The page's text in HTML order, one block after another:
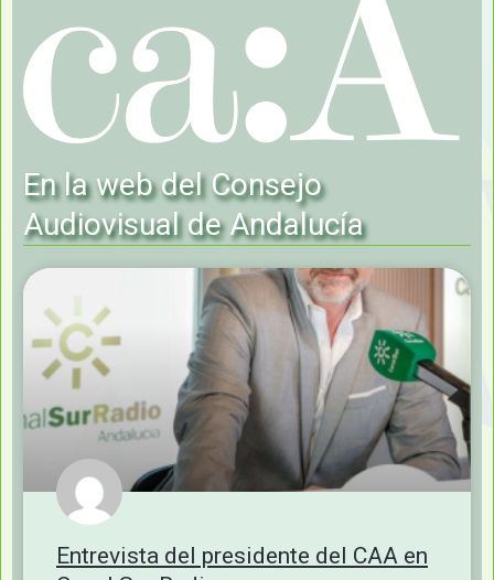
En la web del Consejo
Audiovisual de Andalucía